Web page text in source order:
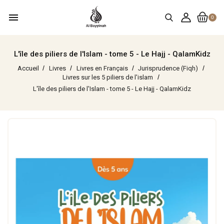
0
menu
L'île des piliers de l'Islam - tome 5 - Le Hajj - QalamKidz
Accueil Livres Livres en Français
Jurisprudence (Fiqh)
Livres sur les 5 piliers de l'islam
L'île des piliers de l'Islam - tome 5 - Le Hajj - QalamKidz